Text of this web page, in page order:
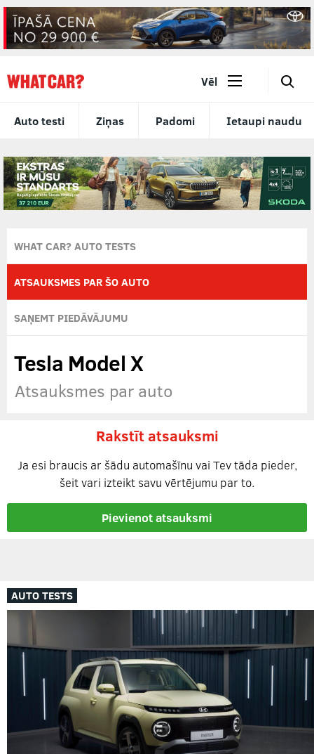
Auto testi Ziņas Padomi Ietaupi naudu
Vēl 🔎
WHAT CAR? AUTO TESTS
ATSAUKSMES PAR ŠO AUTO
SAŅEMT PIEDĀVĀJUMU
Tesla Model X
Atsauksmes par auto
Rakstīt atsauksmi
Ja esi braucis ar šādu automašīnu vai Tev tāda pieder,
šeit vari izteikt savu vērtējumu par to.
Pievienot atsauksmi
AUTO TESTS